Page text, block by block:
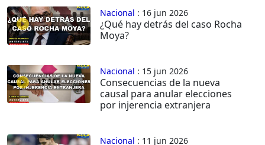
Nacional : 16 jun 2026
¿Qué hay detrás del caso Rocha
Moya?
Nacional : 15 jun 2026
Consecuencias de la nueva
causal para anular elecciones
por injerencia extranjera
Nacional : 11 jun 2026